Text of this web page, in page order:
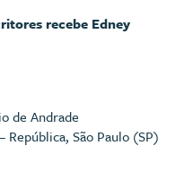
recebe Edney
de Andrade
República, São Paulo (SP)